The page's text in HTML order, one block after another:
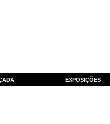
EXPOSIÇÕES